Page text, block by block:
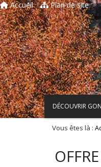
Accueil Plan de site
DÉCOUVRIR
Vous êtes là :